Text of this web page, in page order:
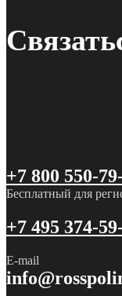
+7 800 550-
Бесплатный для
+7 495 374-
E-mail